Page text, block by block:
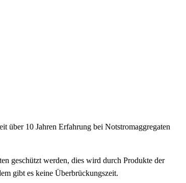
über 10 Jahren Erfahrung bei Notstromaggregaten
geschützt werden, dies wird durch Produkte der
gibt es keine Überbrückungszeit.